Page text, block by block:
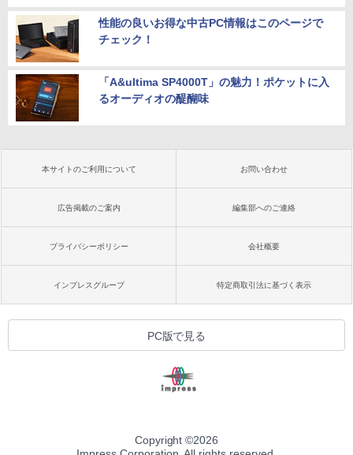
性能の良いお得な中古PC情報はこのページで
チェック！
「A&ultima SP4000T」の魅力！ポケットに入
るオーディオの醍醐味
本サイトのご利用について お問い合わせ
広告掲載のご案内 編集部へのご連絡
プライバシーポリシー 会社概要
インプレスグループ 特定商取引法に基づく表示
PC版で見る
Copyright ©2026